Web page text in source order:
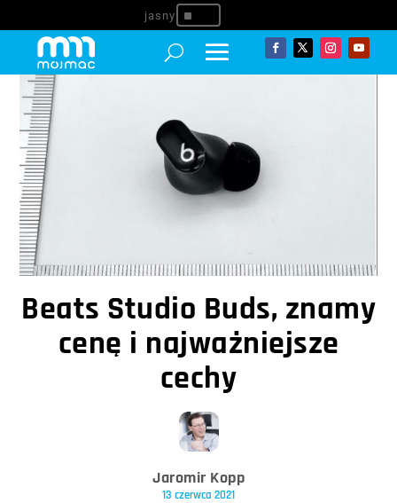
^
Beats Studio Buds, znamy
cenę i najważniejsze
cechy
Jaromir Kopp
13 czerwca 2021